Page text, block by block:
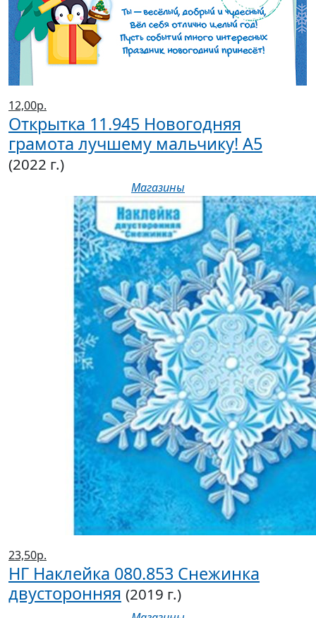
12,00р.
Открытка 11.945 Новогодняя
грамота лучшему мальчику! А5
(2022 г.)
Магазины
23,50р.
НГ Наклейка 080.853 Снежинка
двусторонняя (2019 г.)